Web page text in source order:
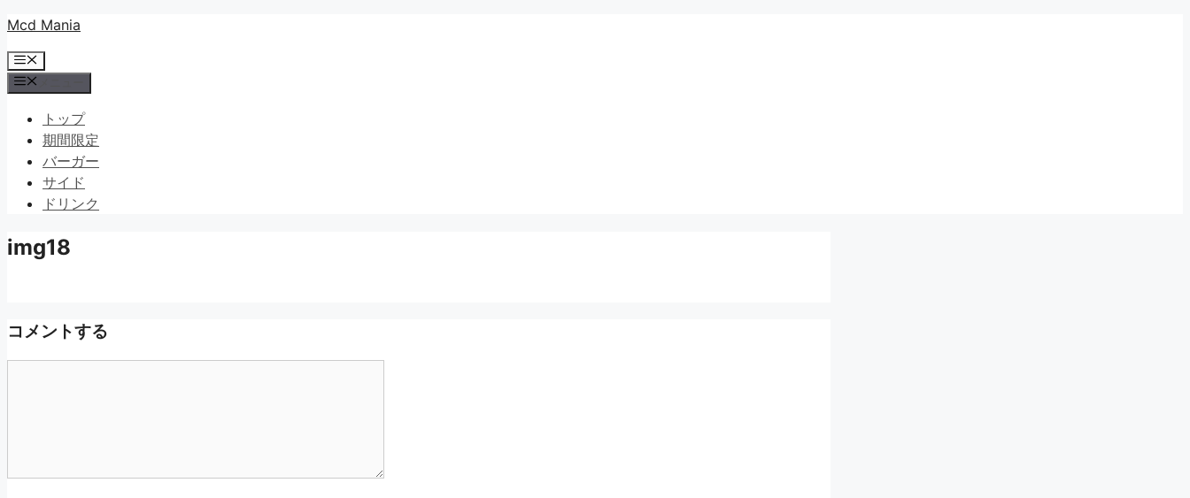
コ
テ
ン
Mcd Mania
メ
ニ
ュ
トップ
期間限定
バーガー
サイド
ドリンク
img18
コメントする